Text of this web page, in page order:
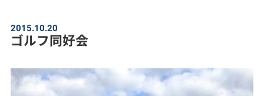
2015.10.20
ゴルフ同好会